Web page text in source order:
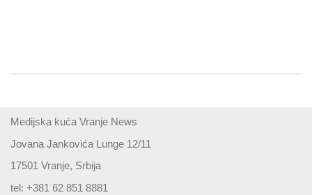
Medijska kuća Vranje News
Jovana Jankovića Lunge 12/11
17501 Vranje, Srbija
tel: +381 62 851 8881